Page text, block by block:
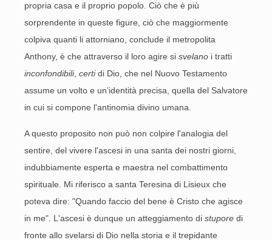
propria casa e il proprio popolo. Ciò che è più
sorprendente in queste figure, ciò che maggiormente
colpiva quanti li attorniano, conclude il metropolita
Anthony, è che attraverso il loro agire si svelano i tratti
inconfondibili, certidi Dio, che nel Nuovo Testamento
assume un volto e un’identità precisa, quella del Salvatore
in cui si compone l'antinomia divino umana.
A questo proposito non può non colpire l'analogia del
sentire, del vivere l'ascesi in una santa dei nostri giorni,
indubbiamente esperta e maestra nel combattimento
spirituale. Mi riferisco a santa Teresina di Lisieux che
poteva dire: "Quando faccio del bene è Cristo che agisce
in me". L'ascesi è dunque un atteggiamento di stupore di
fronte allo svelarsi di Dio nella storia e il trepidante